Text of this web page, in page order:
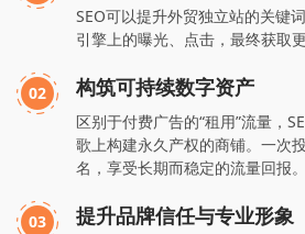
SEO可以提升外贸独立站的关键
引擎上的曝光、点击，最终获取
02 构筑可持续数字资产
区别于付费广告的“租用”流量，
歌上构建永久产权的商铺。一次
名，享受长期而稳定的流量回报。
03 提升品牌信任与专业形象